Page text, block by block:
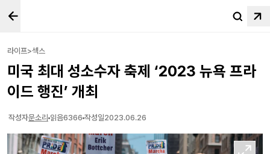
라이프>섹스
미국 최대 성소수자 축제 ‘2023 뉴욕 프라
이드 행진’ 개최
작성자문소리 읽음6366 작성일2023.06.26